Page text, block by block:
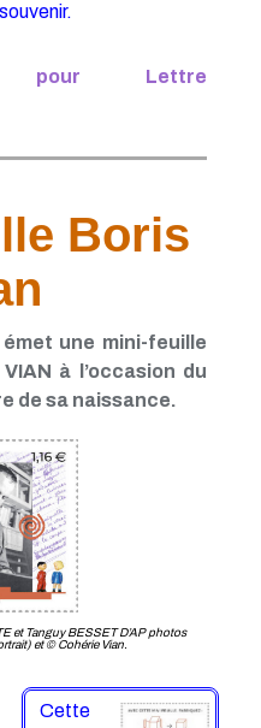
pour Lettre
Boris
une mini-feuille
à l’occasion du
de sa naissance.
et Tanguy BESSET D’AP photos
et © Cohérie Vian.
Cette